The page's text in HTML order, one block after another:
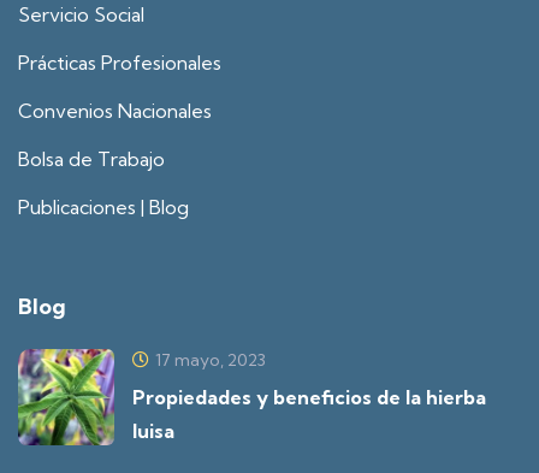
Servicio Social
Prácticas Profesionales
Convenios Nacionales
Bolsa de Trabajo
Publicaciones | Blog
Blog
17 mayo, 2023
Propiedades y beneficios de la hierba
luisa